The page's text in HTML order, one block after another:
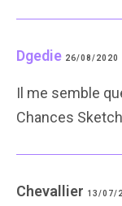
Dgedie 26/08/2020
Il me semble
Chances Sketch
Chevallier 13/07/